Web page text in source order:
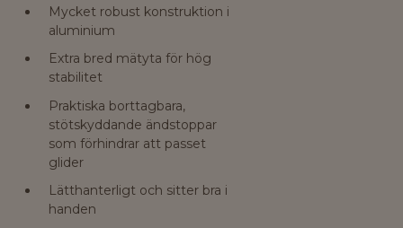
Mycket robust konstruktion i
aluminium
Extra bred mätyta för hög
stabilitet
Praktiska borttagbara,
stötskyddande ändstoppar
som förhindrar att passet
glider
Lätthanterligt och sitter bra i
handen